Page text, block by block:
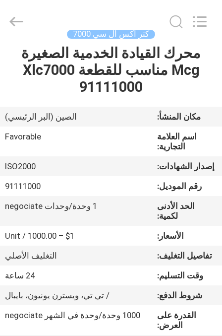
الصفحة
الرئيسية
معلومات
جولة
مراقبة
الجودة
اتصل
EQUIPMENT
CO.,LTD.
كتر اكس ال سي 7000
محرك القيادة الخدمية الصغيرة
Mcg مناسب للقطعة Xlc7000
91111000
مكان المنشأ:
الصين (البر الرئيسي)
اسم العلامة
التجارية:
Favorable
إصدار الشهادات:
ISO2000
رقم الموديل:
91111000
الحد الأدنى
لكمية:
1 وحدة/وحدات negociate
الأسعار:
$1 – 1000.00 / Unit
تفاصيل التغليف:
التغليف الأصلي
وقت التسليم:
24 ساعة
شروط الدفع:
/ تي تي، ويسترن يونيون، بايبال
القدرة على
العرض:
1000 وحدة/وحدة في الشهر negociate